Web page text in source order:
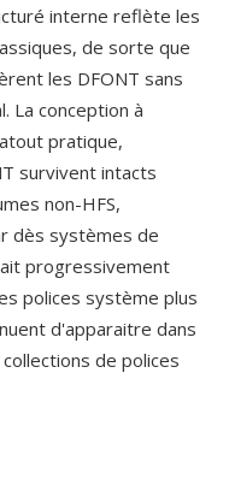
interne reflète les
de sorte que
les DFONT sans
La conception à
pratique,
survivent intacts
non-HFS,
dès systèmes de
progressivement
polices système plus
d'apparaitre dans
de polices